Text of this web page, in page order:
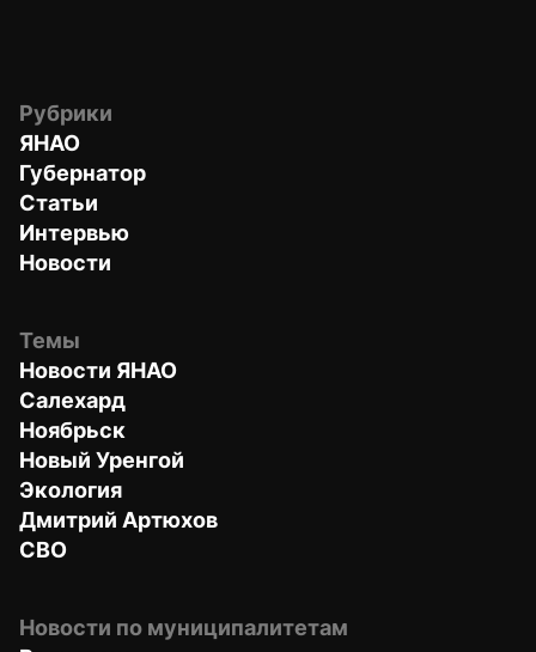
Рубрики
ЯНАО
Губернатор
Статьи
Интервью
Новости
Темы
Новости ЯНАО
Салехард
Ноябрьск
Новый Уренгой
Экология
Дмитрий Артюхов
СВО
Новости по муниципалитетам